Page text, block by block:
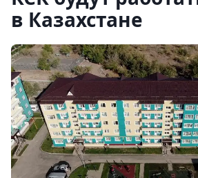
в Казахстане